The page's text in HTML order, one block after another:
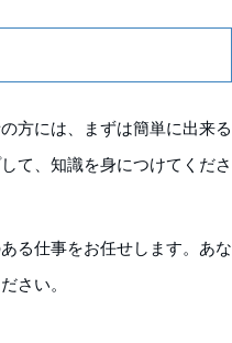
方には、まずは簡単に出来る
て、知識を身につけてくださ
る仕事をお任せします。あな
さい。